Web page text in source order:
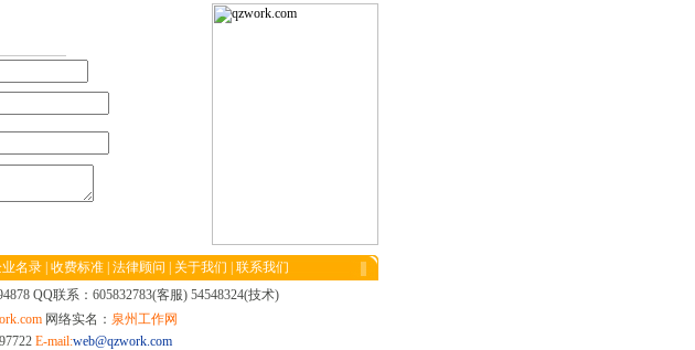
名录 收费标准 法律顾问 关于我们
联系我们
QQ联系：605832783(客服) 54548324(技术)
网络实名： 泉州工作网
E-mail:web@qzwork.com